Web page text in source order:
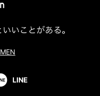
MEN
LINE